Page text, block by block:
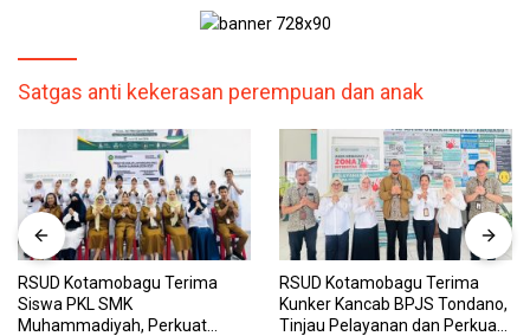
Satgas anti kekerasan perempuan dan anak
RSUD Kotamobagu Terima
Siswa PKL SMK
Muhammadiyah, Perkuat
RSUD Kotamobagu Terima
Kunker Kancab BPJS Tondano,
Tinjau Pelayanan dan Perkuat